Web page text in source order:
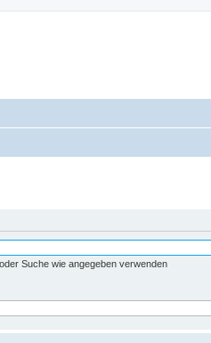
Suche wie angegeben verwenden